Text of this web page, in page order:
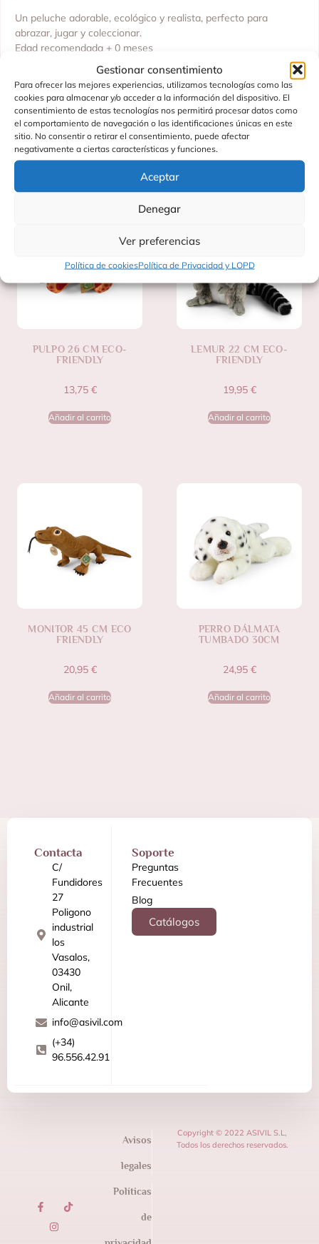
Gestionar consentimiento
Para ofrecer las mejores experiencias, utilizamos tecnologías como las
cookies para almacenar y/o acceder a la información del dispositivo. El
consentimiento de estas tecnologías nos permitirá procesar datos como
el comportamiento de navegación o las identificaciones únicas en este
sitio. No consentir o retirar el consentimiento, puede afectar
negativamente a ciertas características y funciones.
Aceptar
Denegar
Ver preferencias
Política de cookiesPolítica de Privacidad y LOPD
Un peluche adorable, ecológico y realista, perfecto para
abrazar, jugar y coleccionar.
Edad recomendada + 0 meses
Fabricado en China
Fabricado por: RAPPA
Productos Relacionados
PULPO 26 CM ECO-
FRIENDLY
13,75 €
Añadir al carrito
LEMUR 22 CM ECO-
FRIENDLY
19,95 €
Añadir al carrito
MONITOR 45 CM ECO
FRIENDLY
20,95 €
Añadir al carrito
PERRO DÁLMATA
TUMBADO 30CM
24,95 €
Añadir al carrito
Contacta
C/
Fundidores
27
Poligono
industrial
los
Vasalos,
03430
Onil,
Alicante
info@asivil.com
(+34)
96.556.42.91
Soporte
Preguntas
Frecuentes
Blog
Catálogos
Avisos
legales
Políticas
de
Copyright © 2022 ASIVIL S.L,
Todos los derechos reservados.